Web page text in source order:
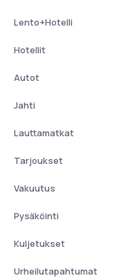
Lento+Hotelli
Hotellit
Autot
Jahti
Lauttamatkat
Tarjoukset
Vakuutus
Pysäköinti
Kuljetukset
Urheilutapahtumat